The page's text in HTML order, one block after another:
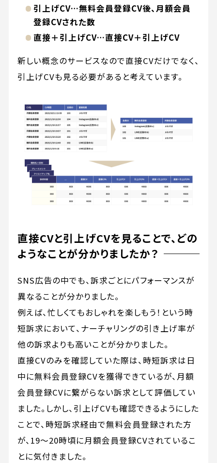
引上げCV…無料会員登録CV後、月額会員
登録CVされた数
直接＋引上げCV…直接CV＋引上げCV
新しい概念のサービスなので直接CVだけでなく、
引上げCVも見る必要があると考えています。
直接CVと引上げCVを見ることで、どの
ようなことが分かりましたか？
SNS広告の中でも、訴求ごとにパフォーマンスが
異なることが分かりました。
例えば、忙しくてもおしゃれを楽しもう！という時
短訴求において、ナーチャリングの引き上げ率が
他の訴求よりも高いことが分かりました。
直接CVのみを確認していた際は、時短訴求は日
中に無料会員登録CVを獲得できているが、月額
会員登録CVに繋がらない訴求として評価してい
ました。しかし、引上げCVも確認できるようにした
ことで、時短訴求経由で無料会員登録された方
が、19～20時頃に月額会員登録CVされているこ
とに気付きました。